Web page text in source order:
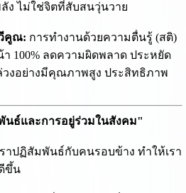
ง ไม่ใช่จิตที่สับสนวุ่นวาย
คูณ: การทำงานด้วยความตื่นรู้ (สติ)
100% ลดความผิดพลาด ประหยัด
วงอย่างมีคุณภาพสูง ประสิทธิภาพ
ธ์และการอยู่ร่วมในสังคม"
าปฏิสัมพันธ์กับคนรอบข้าง ทำให้เรา
ขึ้น